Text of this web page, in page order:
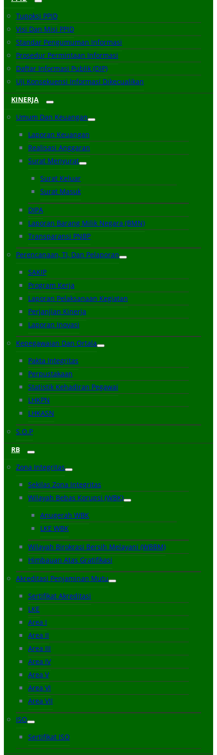
Tupoksi PPID
Visi Dan Misi PPID
Standar Pengumuman Informasi
Prosedur Permintaan Informasi
Daftar Informasi Publik (DIP)
Uji Konsekuensi Informasi Dikecualikan
KINERJA
Umum Dan Keuangan
Laporan Keuangan
Realisasi Anggaran
Surat Menyurat
Surat Keluar
Surat Masuk
DIPA
Laporan Barang Milik Negara (BMN)
Transparansi PNBP
Perencanaan, TI, Dan Pelaporan
SAKIP
Program Kerja
Laporan Pelaksanaan Kegiatan
Perjanjian Kinerja
Laporan Inovasi
Kepegawaian Dan Ortala
Pakta Integritas
Perpustakaan
Statistik Kehadiran Pegawai
LHKPN
LHKASN
S.O.P
RB
Zona Integritas
Sekilas Zona Integritas
Wilayah Bebas Korupsi (WBK)
Anugerah WBK
LKE WBK
Wilayah Birokrasi Bersih Melayani (WBBM)
Himbauan Atas Gratifikasi
Akreditasi Penjaminan Mutu
Sertifikat Akreditasi
LKE
Area I
Area II
Area III
Area IV
Area V
Area VI
Area VII
ISO
Sertifikat ISO